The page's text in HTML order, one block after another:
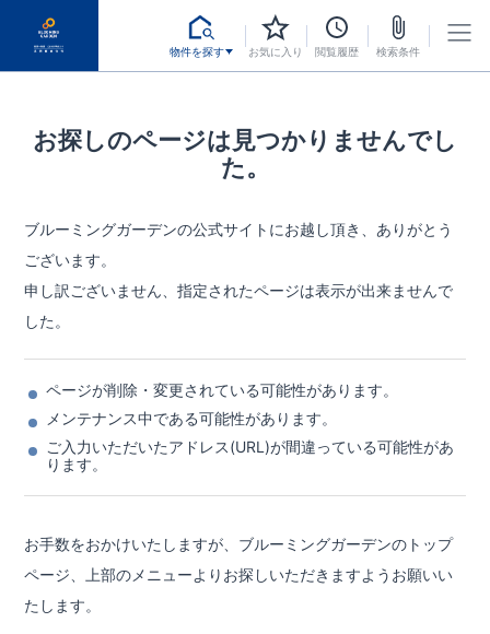
物件を探す お気に入り 閲覧履歴 検索条件
お探しのページは見つかりませんでし
た。
ブルーミングガーデンの公式サイトにお越し頂き、ありがとう
ございます。
申し訳ございません、指定されたページは表示が出来ませんで
した。
ページが削除・変更されている可能性があります。
メンテナンス中である可能性があります。
ご入力いただいたアドレス(URL)が間違っている可能性があ
ります。
お手数をおかけいたしますが、ブルーミングガーデンのトップ
ページ、
上部のメニューよりお探しいただきますようお願いい
たします。